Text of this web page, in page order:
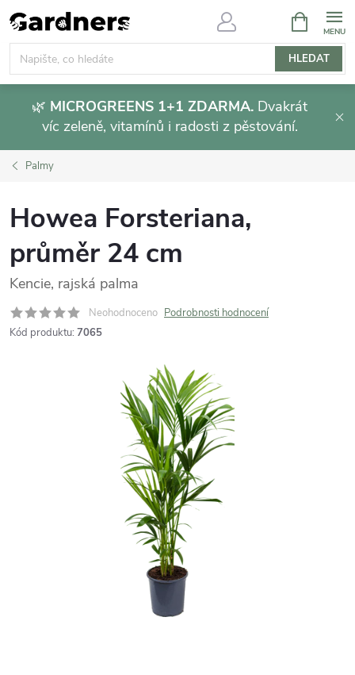
Přejít
na
obsah
HLEDAT
NÁKUPNÍ
KOŠÍK
🌿 MICROGREENS 1+1 ZDARMA. Dvakrát
víc zeleně, vitamínů i radosti z pěstování.
Palmy
Howea Forsteriana,
průměr 24 cm
Kencie, rajská palma
Neohodnoceno Podrobnosti hodnocení
Kód produktu: 7065